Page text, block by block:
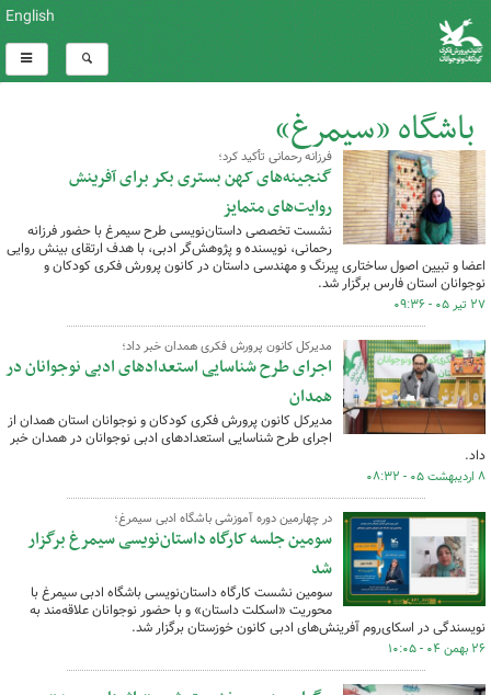
English
باشگاه «سیمرغ»
کل اخبار:16
فرزانه رحمانی تأکید کرد؛
گنجینه‌های کهن بستری بکر برای آفرینش
روایت‌های متمایز
نشست تخصصی داستان‌نویسی طرح سیمرغ با حضور فرزانه‌
رحمانی، نویسنده و پژوهش‌گر ادبی، با هدف ارتقای بینش روایی
اعضا و تبیین اصول ساختاری پیرنگ و مهندسی داستان در کانون پرورش فکری کودکان و
نوجوانان استان فارس برگزار شد.
۲۷ تیر ۰۵ - ۰۹:۳۶
مدیرکل کانون پرورش فکری همدان خبر داد؛
اجرای طرح شناسایی استعدادهای ادبی نوجوانان در
همدان
مدیرکل کانون پرورش فکری کودکان و نوجوانان استان همدان از
اجرای طرح شناسایی استعدادهای ادبی نوجوانان در همدان خبر
داد.
۸ اردیبهشت ۰۵ - ۰۸:۳۲
در چهارمین دوره آموزشی باشگاه ادبی سیمرغ؛
سومین جلسه کارگاه داستان‌نویسی سیمرغ برگزار
شد
سومین نشست کارگاه داستان‌نویسی باشگاه ادبی سیمرغ با
محوریت «اسکلت داستان» و با حضور نوجوانان علاقه‌مند به
نویسندگی در اسکای‌روم آفرینش‌های ادبی کانون خوزستان برگزار شد.
۲۶ بهمن ۰۴ - ۱۰:۰۵